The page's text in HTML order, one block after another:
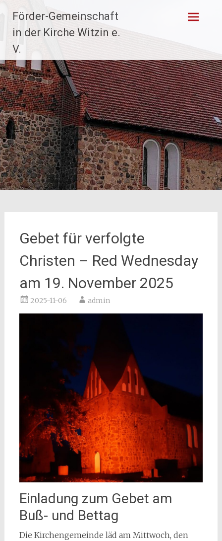
Inhalt
springen
Förder-Gemeinschaft
in der Kirche Witzin e.
V.
Gebet für verfolgte
Christen – Red Wednesday
am 19. November 2025
2025-11-06 admin
Einladung zum Gebet am
Buß- und Bettag
Die Kirchengemeinde läd am Mittwoch, den